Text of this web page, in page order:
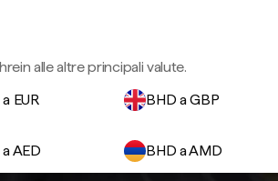
alle altre principali valute.
EUR BHD a GBP
AED BHD a AMD